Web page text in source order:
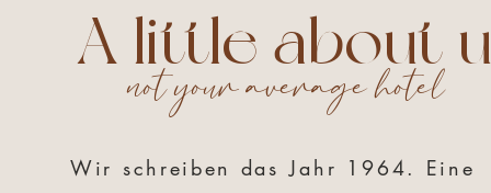
Wir schreiben dasJahr 1964. Eine
A little about
not your average hotel